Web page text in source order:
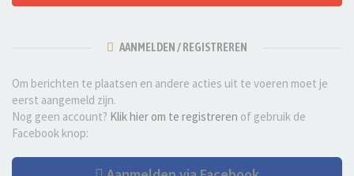
AANMELDEN / REGISTREREN
Om berichten te plaatsen en andere acties uit te voeren moet je
eerst aangemeld zijn.
Nog geen account? Klik hier om te registreren of gebruik de
Facebook knop: